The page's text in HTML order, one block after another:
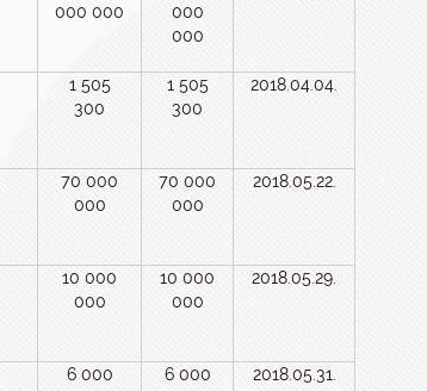
000 000
000
000
1 505
300
1 505
300
2018.04.04.
70 000
000
70 000
000
2018.05.22.
10 000
000
10 000
000
2018.05.29.
6 000
6 000
2018.05.31.